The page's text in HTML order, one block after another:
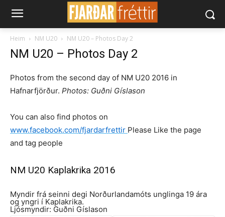
Heim NM U20 NM U20 – Photos Day 2
NM U20 – Photos Day 2
Photos from the second day of NM U20 2016 in
Hafnarfjörður. Photos: Guðni Gíslason
You can also find photos on
www.facebook.com/fjardarfrettir Please Like the page
and tag people
NM U20 Kaplakrika 2016
Myndir frá seinni degi Norðurlandamóts unglinga 19 ára
og yngri í Kaplakrika.
Ljósmyndir: Guðni Gíslason